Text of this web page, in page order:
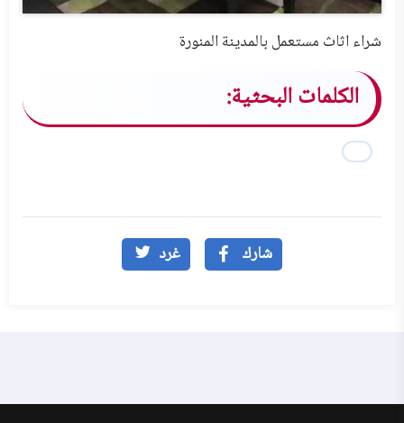
شراء اثاث مستعمل بالمدينة المنورة
الكلمات البحثية:
شارك غرد